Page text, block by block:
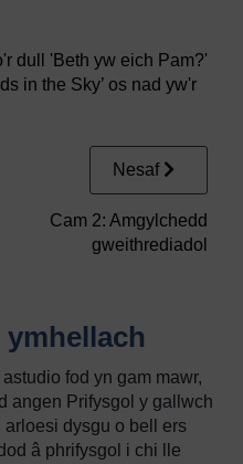
dull 'Beth yw eich Pam?'
in the Sky’ os nad yw'r
Nesaf
Cam 2: Amgylchedd
gweithrediadol
ymhellach
fod yn gam mawr,
angen Prifysgol y gallwch
dysgu o bell ers
â phrifysgol i chi lle